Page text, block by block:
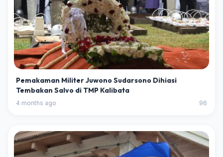
Pemakaman Militer Juwono Sudarsono Dihiasi
Tembakan Salvo di TMP Kalibata
4 months ago 96